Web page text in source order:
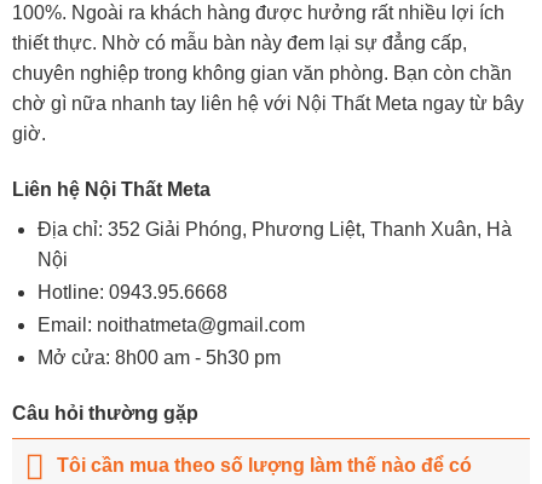
100%. Ngoài ra khách hàng được hưởng rất nhiều lợi ích
thiết thực. Nhờ có mẫu bàn này đem lại sự đẳng cấp,
chuyên nghiệp trong không gian văn phòng. Bạn còn chần
chờ gì nữa nhanh tay liên hệ với Nội Thất Meta ngay từ bây
giờ.
Liên hệ Nội Thất Meta
Địa chỉ: 352 Giải Phóng, Phương Liệt, Thanh Xuân, Hà
Nội
Hotline: 0943.95.6668
Email: noithatmeta@gmail.com
Mở cửa: 8h00 am - 5h30 pm
Câu hỏi thường gặp
Tôi cần mua theo số lượng làm thế nào để có